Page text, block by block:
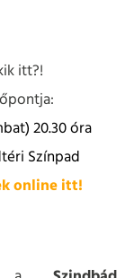
itt?!
20.30 óra
Színpad
online itt!